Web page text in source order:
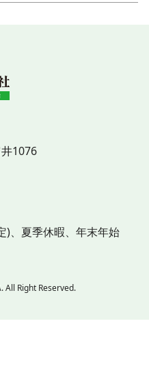
1076
、 夏季休暇、 年末年始
All Right Reserved.